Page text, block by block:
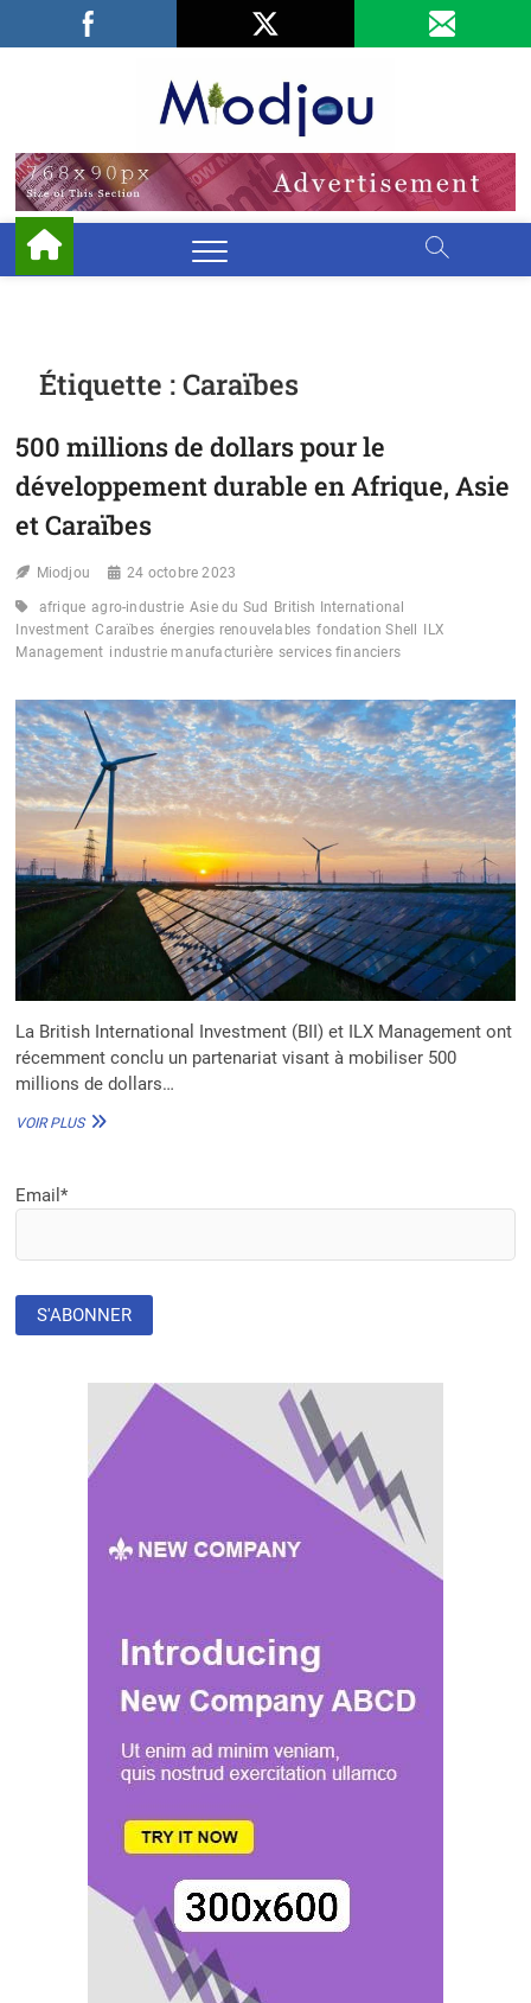
Facebook
LinkedIn
Étiquette :Caraïbes
500 millions de dollars pour le
développement durable en Afrique, Asie
et Caraïbes
Miodjou 24 octobre 2023
afrique agro-industrie Asie du Sud
British International
Investment Caraïbes énergies renouvelables fondation Shell
ILX
Management industrie manufacturière services financiers
La British International Investment (BII) et ILX Management ont
récemment conclu un partenariat visant à mobiliser 500
millions de dollars…
VOIR PLUS500
AFRIQUE,
Email*